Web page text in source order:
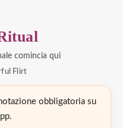
comincia qui
Flirt
obbligatoria su